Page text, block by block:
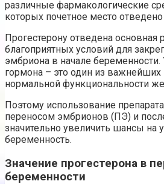
различные фармакологические
которых почетное место
Прогестерону отведена основная
благоприятных условий для
эмбриона в начале беременности.
гормона – это один из важнейших
нормальной функциональности
Поэтому использование
переносом эмбрионов (ПЭ) и
значительно увеличить шансы на
беременность.
Значение прогестерона в
беременности